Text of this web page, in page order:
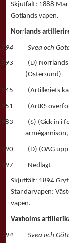
Skjutfält: 1888
Gotlands vapen.
Norrlands
Svea och Göta
(D) Norrlands
(Östersund)
(Artilleriets
(ArtKS
(S) (Gick in i
armégarnison,
(D) (ÖAG
Nedlagt
Skjutfält: 1894
Standarvapen:
vapen.
Vaxholms
Svea och Göta